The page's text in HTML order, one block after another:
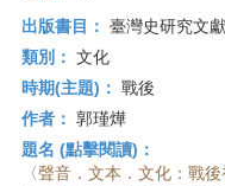
出版書目： 臺灣史研究文
類別： 文化
時期(主題)： 戰後
作者： 郭瑾燁
題名 (點擊閱讀)：
〈聲音．文本．文化：戰